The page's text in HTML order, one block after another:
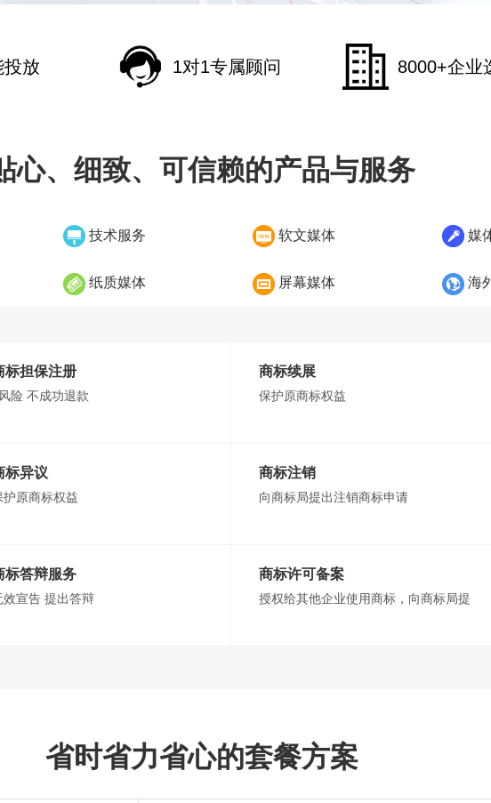
放 1对1专属顾问 8000+企业
心、细致、可信赖的产品与服务
技术服务 软文媒体 媒
纸质媒体 屏幕媒体 海
标担保注册
险 不成功退款
商标续展
保护原商标权益
标异议
护原商标权益
商标注销
向商标局提出注销商标申请
标答辩服务
效宣告 提出答辩
商标许可备案
授权给其他企业使用商标，向商标局提
标担保注册 商标续展
省时省力省心的套餐方案